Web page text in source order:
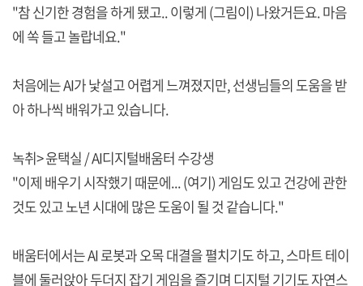
"참 신기한 경험을 하게 됐고.. 이렇게 (그림이) 나왔거든요. 마음
에 쏙 들고 놀랍네요."
처음에는 AI가 낯설고 어렵게 느껴졌지만, 선생님들의 도움을 받
아 하나씩 배워가고 있습니다.
녹취> 윤택실 / AI디지털배움터 수강생
"이제 배우기 시작했기 때문에... (여기) 게임도 있고 건강에 관한
것도 있고 노년 시대에 많은 도움이 될 것 같습니다."
배움터에서는 AI 로봇과 오목 대결을 펼치기도 하고, 스마트 테이
블에 둘러앉아 두더지 잡기 게임을 즐기며 디지털 기기도 자연스